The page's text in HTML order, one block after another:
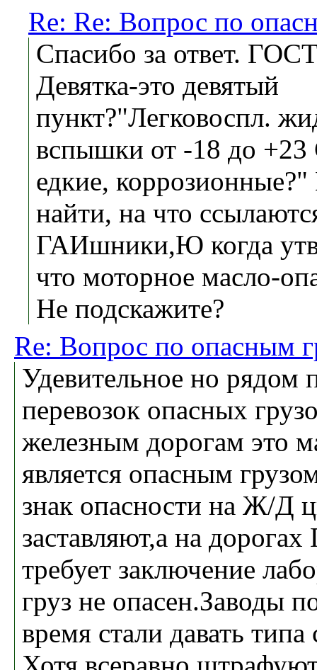
Re: Re: Вопрос по
Спасибо за ответ.
Девятка-это девятый
пункт?"Легковоспл.
вспышки от -18 до +23
едкие,
найти, на что
ГАИшники,Ю когда
что моторное масло-
Не подскажите?
Re: Вопрос по опасным
Удевительное но рядом
перевозок опасных
железным дорогам это
является опасным
знак опасности на Ж/Д
заставляют,а на
требует заключение
груз не опасен.Заводы
время стали давать типа